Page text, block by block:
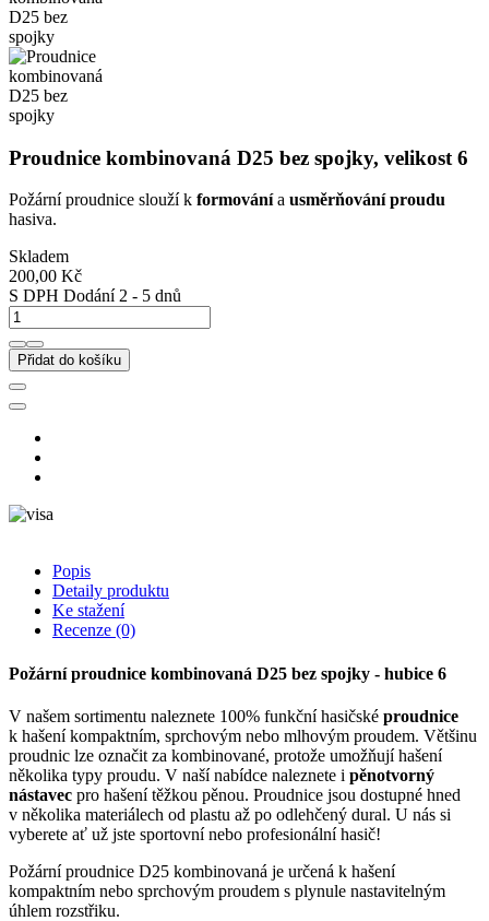
Proudnice kombinovaná D25 bez spojky, velikost 6
Požární proudnice slouží k formovánía usměrňování proudu
hasiva.
Skladem
200,00 Kč
S DPH Dodání 2 - 5 dnů
Přidat do košíku
Popis
Detaily produktu
Ke stažení
Recenze (0)
Požární proudnice kombinovaná D25 bez spojky - hubice 6
V našem sortimentu naleznete 100% funkční hasičské proudnice
k hašení kompaktním, sprchovým nebo mlhovým proudem. Většinu
proudnic lze označit za kombinované, protože umožňují hašení
několika typy proudu. V naší nabídce naleznete i pěnotvorný
nástavec pro hašení těžkou pěnou. Proudnice jsou dostupné hned
v několika materiálech od plastu až po odlehčený dural. U nás si
vyberete ať už jste sportovní nebo profesionální hasič!
Požární proudnice D25 kombinovaná je určená k hašení
kompaktním nebo sprchovým proudem s plynule nastavitelným
úhlem rozstřiku.